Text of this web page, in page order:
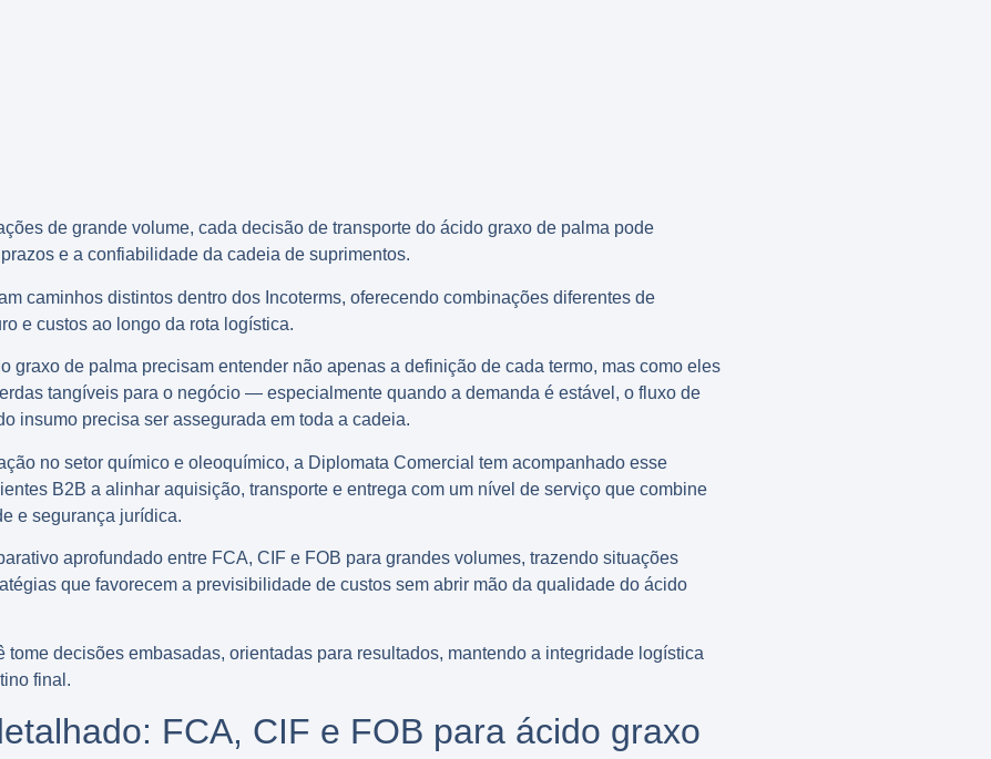
de grande volume, cada decisão de transporte do ácido graxo de palma pode
e a confiabilidade da cadeia de suprimentos.
caminhos distintos dentro dos Incoterms, oferecendo combinações diferentes de
e custos ao longo da rota logística.
graxo de palma precisam entender não apenas a definição de cada termo, mas como eles
tangíveis para o negócio — especialmente quando a demanda é estável, o fluxo de
insumo precisa ser assegurada em toda a cadeia.
no setor químico e oleoquímico, a Diplomata Comercial tem acompanhado esse
B2B a alinhar aquisição, transporte e entrega com um nível de serviço que combine
e segurança jurídica.
aprofundado entre FCA, CIF e FOB para grandes volumes, trazendo situações
que favorecem a previsibilidade de custos sem abrir mão da qualidade do ácido
tome decisões embasadas, orientadas para resultados, mantendo a integridade logística
final.
FCA, CIF e FOB para ácido graxo